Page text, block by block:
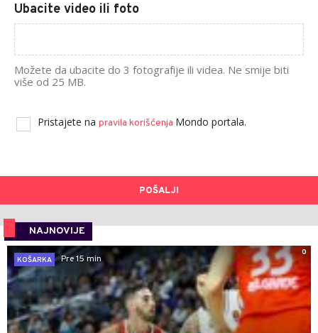
Ubacite video ili foto
Možete da ubacite do 3 fotografije ili videa. Ne smije biti
više od 25 MB.
Pristajete na pravila korišćenja Mondo portala.
POŠALJI
NAJNOVIJE
0
KOŠARKA
Pre 15 min